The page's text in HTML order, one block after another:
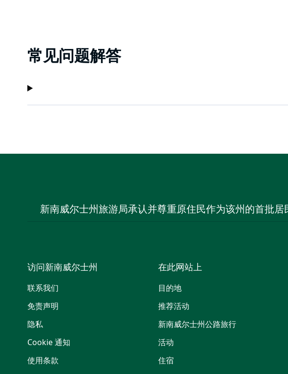
常见问题解答
新南威尔士州旅游局承认并尊重原住民作为该州的首批
访问新南威尔士州
联系我们
免责声明
隐私
Cookie 通知
使用条款
在此网站上
目的地
推荐活动
新南威尔士州公路旅行
活动
住宿